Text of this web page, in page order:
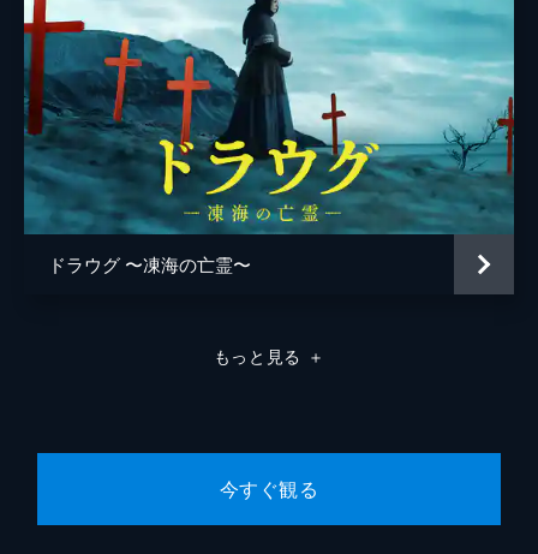
ドラウグ 〜凍海の亡霊〜
もっと見る ＋
今すぐ観る